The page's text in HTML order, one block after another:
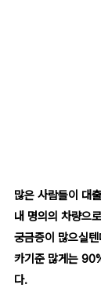
많은 사람들이 대
내 명의의 차량으
궁금증이 많으실
카기준 많게는
다.